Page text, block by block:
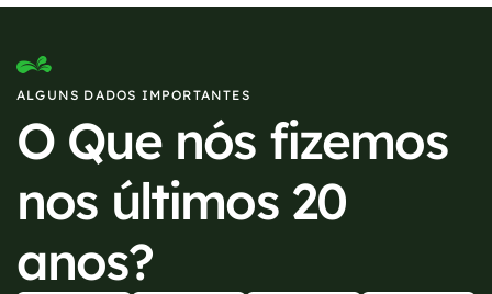
ALGUNS DADOS IMPORTANTES
O Que nós fizemos
nos últimos 20
anos?